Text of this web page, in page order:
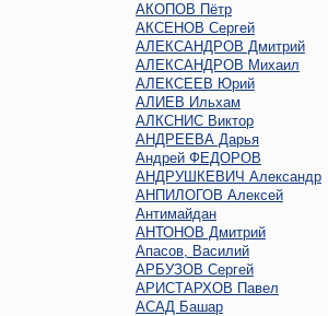
АКОПОВ Пётр
АКСЕНОВ Сергей
АЛЕКСАНДРОВ Дмитрий
АЛЕКСАНДРОВ Михаил
АЛЕКСЕЕВ Юрий
АЛИЕВ Ильхам
АЛКСНИС Виктор
АНДРЕЕВА Дарья
Андрей ФЕДОРОВ
АНДРУШКЕВИЧ Александр
АНПИЛОГОВ Алексей
Антимайдан
АНТОНОВ Дмитрий
Апасов, Василий
АРБУЗОВ Сергей
АРИСТАРХОВ Павел
АСАД Башар